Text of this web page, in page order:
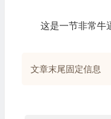
这是一节非常牛
文章末尾固定信息